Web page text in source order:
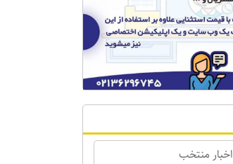
اخبار منتخب